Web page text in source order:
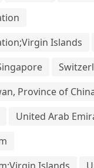
Islands
Province of
United Arab